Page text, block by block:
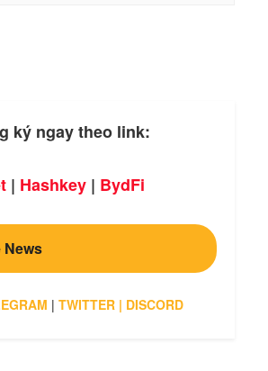
ký ngay theo link:
| Hashkey| BydFi
News
| TWITTER| DISCORD